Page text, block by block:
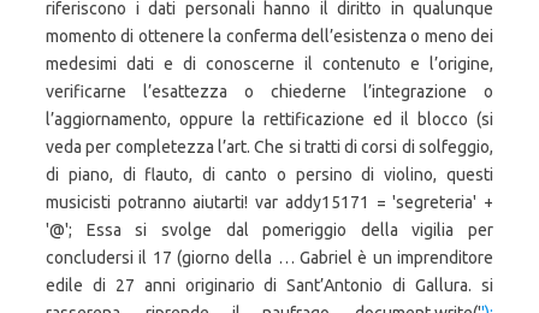
riferiscono i dati personali hanno il diritto in qualunque
momento di ottenere la conferma dell’esistenza o meno dei
medesimi dati e di conoscerne il contenuto e l’origine,
verificarne l’esattezza o chiederne l’integrazione o
l’aggiornamento, oppure la rettificazione ed il blocco (si
veda per completezza l’art. Che si tratti di corsi di solfeggio,
di piano, di flauto, di canto o persino di violino, questi
musicisti potranno aiutarti! var addy15171 = 'segreteria' +
'@'; Essa si svolge dal pomeriggio della vigilia per
concludersi il 17 (giorno della … Gabriel è un imprenditore
edile di 27 anni originario di Sant’Antonio di Gallura. si